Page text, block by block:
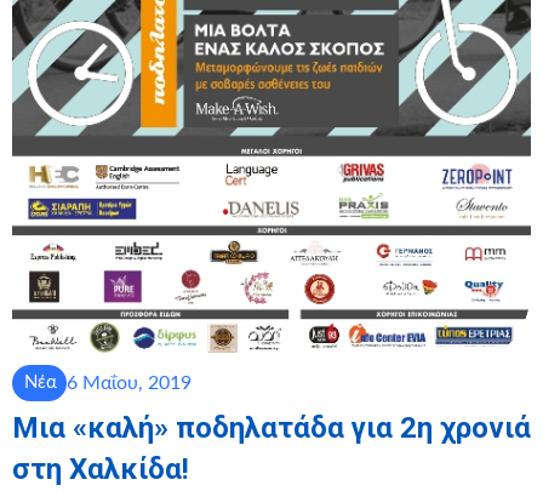
Νέα 6 Μαΐου, 2019
Μια «καλή» ποδηλατάδα για 2η χρονιά
στη Χαλκίδα!